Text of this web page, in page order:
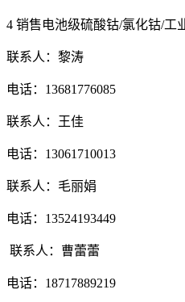
4 销售电池级硫酸钴/氯化钴/工
联系人：黎涛
电话： 13681776085
联系人：王佳
电话： 13061710013
联系人：毛丽娟
电话： 13524193449
联系人：曹蕾蕾
电话： 18717889219